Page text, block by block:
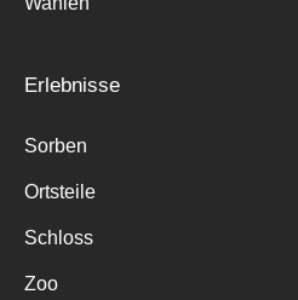
Erlebnisse
Sorben
Ortsteile
Schloss
Zoo